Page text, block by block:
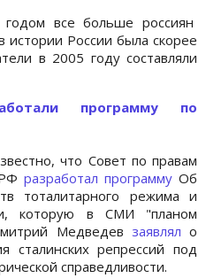
все больше россиян
истории России была скорее
в 2005 году составляли
программу по
что Совет по правам
разработал программуОб
тоталитарного режима и
которую в СМИ "планом
Медведев заявлял о
сталинских репрессий под
справедливости.